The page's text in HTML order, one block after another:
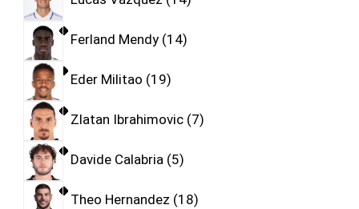
Ferland Mendy 14
Eder Militao 19
Zlatan Ibrahimovic 7
Davide Calabria 5
Theo Hernandez 18